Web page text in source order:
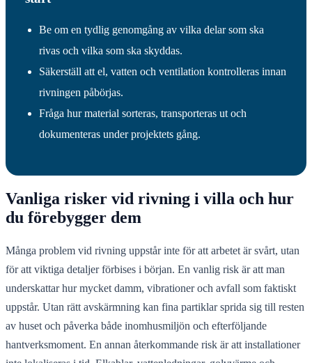
Be om en tydlig genomgång av vilka delar som ska
rivas och vilka som ska skyddas.
Säkerställ att el, vatten och ventilation kontrolleras innan
rivningen påbörjas.
Fråga hur material sorteras, transporteras ut och
dokumenteras under projektets gång.
Vanliga risker vid rivning i villa och hur
du förebygger dem
Många problem vid rivning uppstår inte för att arbetet är svårt, utan
för att viktiga detaljer förbises i början. En vanlig risk är att man
underskattar hur mycket damm, vibrationer och avfall som faktiskt
uppstår. Utan rätt avskärmning kan fina partiklar sprida sig till resten
av huset och påverka både inomhusmiljön och efterföljande
hantverksmoment. En annan återkommande risk är att installationer